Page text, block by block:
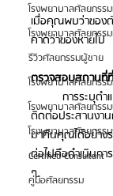
โรงพยาบาลศัลยกรร
โรงพยาบาลศัลยกรร
รีวิวศัลยกรรมผู้ชาย
โรงพยาบาลศัลยกรร
โรงพยาบาลศัลยกรร
โรงพยาบาลศัลยกรร
Certified Consultant
คู่มือศัลยกรรม
เมื่อคุณพบว่าของ
คาดว่าของหายไป
ตรวจสอบสถานที่
การระบุตำ
ติดต่อประสานงาน
มาคืนคุณได้อย่าง
ต่อไปคือดำเนินก
ๆ